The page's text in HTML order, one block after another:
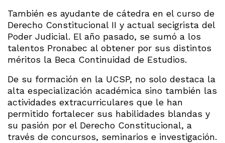
También es ayudante de cátedra en el curso de
Derecho Constitucional II y actual secigrista del
Poder Judicial. El año pasado, se sumó a los
talentos Pronabec al obtener por sus distintos
méritos la Beca Continuidad de Estudios.
De su formación en la UCSP, no solo destaca la
alta especialización académica sino también las
actividades extracurriculares que le han
permitido fortalecer sus habilidades blandas y
su pasión por el Derecho Constitucional, a
través de concursos, seminarios e investigación.